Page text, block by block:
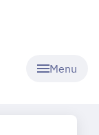
Menu